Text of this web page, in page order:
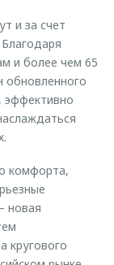
и за счет
и более чем 65
обновленного
эффективно
комфорта,
новая
кругового